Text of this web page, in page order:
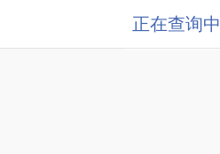
正在查询中